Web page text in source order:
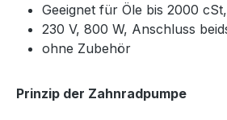
Geeignet für Öle bis 2000
230 V, 800 W, Anschluss
ohne Zubehör
Prinzip der Zahnradpumpe